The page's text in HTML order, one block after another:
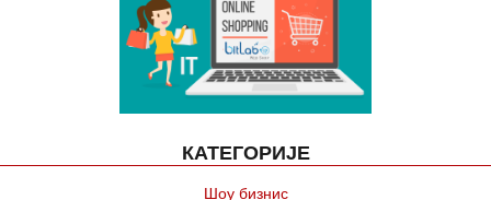
КАТЕГОРИЈЕ
Шоу бизнис